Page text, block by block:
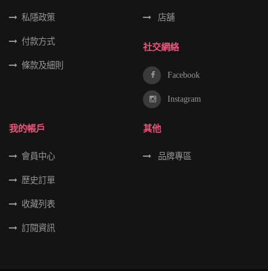
私隱政策
付款方式
條款及細則
店舖
社交網絡
Facebook
Instagram
我的帳戶
會員中心
歷史訂單
收藏列表
訂閱資訊
其他
品牌專區